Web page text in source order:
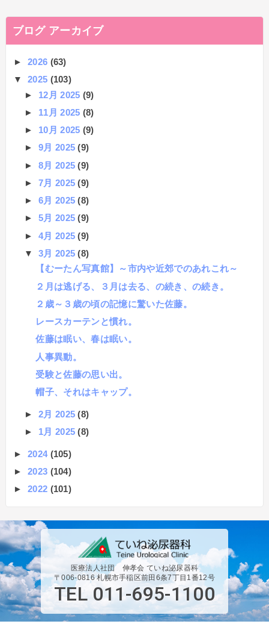
ブログ アーカイブ
► 2026 (63)
▼ 2025 (103)
► 12月 2025 (9)
► 11月 2025 (8)
► 10月 2025 (9)
► 9月 2025(9)
► 8月 2025(9)
► 7月 2025(9)
► 6月 2025(8)
► 5月 2025(9)
► 4月 2025(9)
▼ 3月 2025(8)
【むーたん写真館】～市内や近郊でのあれこれ～
２月は逃げる、３月は去る、の続き、の続き。
２歳～３歳の頃の記憶に驚いた佐藤。
レースカーテンと慣れ。
佐藤は眠い、春は眠い。
人事異動。
受験と佐藤の思い出。
帽子、それはキャップ。
► 2月 2025(8)
► 1月 2025(8)
► 2024 (105)
► 2023 (104)
► 2022 (101)
医療法人社団 伸孝会 ていね泌尿器科
〒006-0816 札幌市手稲区前田6条7丁目1番12号
TEL 011-695-1100